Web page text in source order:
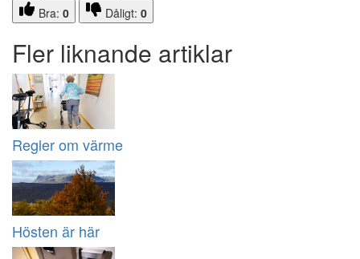
Bra: 0 Dåligt: 0
Fler liknande artiklar
Regler om värme
Hösten är här